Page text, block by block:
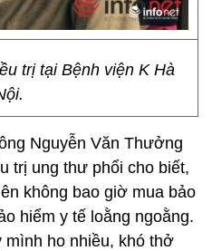
trị tại Bệnh viện K Hà
Nguyễn Văn Thưởng
trị ung thư phổi cho biết,
không bao giờ mua bảo
hiểm y tế loằng ngoằng.
mình ho nhiều, khó thở